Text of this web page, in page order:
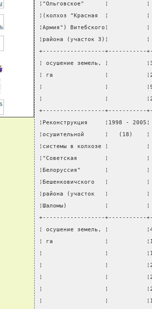
¦"Ольговское"      ¦
¦(колхоз "Красная  ¦
¦Армия") Витебского¦
¦района (участок 3)¦
+------------------+-----------
¦ осушение земель, ¦
¦ га               ¦
¦                  ¦
¦                  ¦
+------------------+-----------
¦Реконструкция     ¦1998 -
¦осушительной      ¦
¦системы в колхозе ¦
¦"Советская        ¦
¦Белоруссия"       ¦
¦Бешенковичского   ¦
¦района (участок   ¦
¦Шаломы)           ¦
+------------------+-----------
¦ осушение земель, ¦
¦ га               ¦
¦                  ¦
¦                  ¦
¦                  ¦
¦                  ¦
¦                  ¦